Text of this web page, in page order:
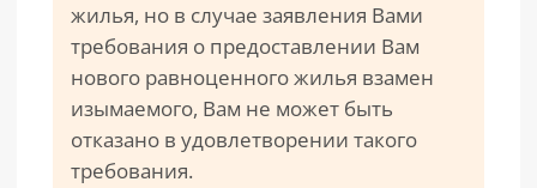
жилья, но в случае заявления Вами
требования о предоставлении Вам
нового равноценного жилья взамен
изымаемого, Вам не может быть
отказано в удовлетворении такого
требования.